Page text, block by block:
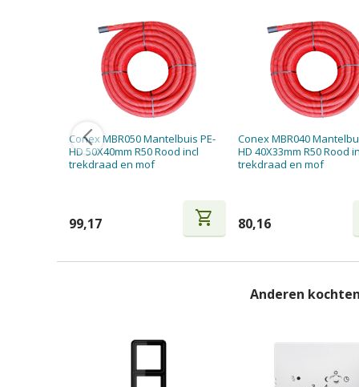
Conex MBR050 Mantelbuis PE-
HD 50X40mm R50 Rood incl
trekdraad en mof
99,17 shopping_cart
Conex MBR040
HD 40X33mm R50 Rood
trekdraad en mof
80,16
Anderen